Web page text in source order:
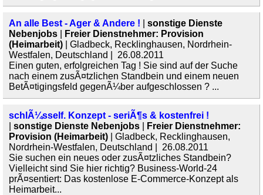
An alle Best - Ager & Andere !
sonstige Dienste
Nebenjobs
Freier Dienstnehmer: Provision
(Heimarbeit) | Gladbeck, Recklinghausen, Nordrhein-
Westfalen, Deutschland | 26.08.2011
Einen guten, erfolgreichen Tag ! Sie sind auf der Suche
nach einem zusÃ¤tzlichen Standbein und einem neuen
BetÃ¤tigingsfeld gegenÃ¼ber aufgeschlossen ? ...
schlÃ¼sself. Konzept - seriÃ¶s & kostenfrei !
sonstige Dienste Nebenjobs
Freier Dienstnehmer:
Provision (Heimarbeit) | Gladbeck, Recklinghausen,
Nordrhein-Westfalen, Deutschland | 26.08.2011
Sie suchen ein neues oder zusÃ¤tzliches Standbein?
Vielleicht sind Sie hier richtig? Business-World-24
prÃ¤sentiert: Das kostenlose E-Commerce-Konzept als
Heimarbeit...